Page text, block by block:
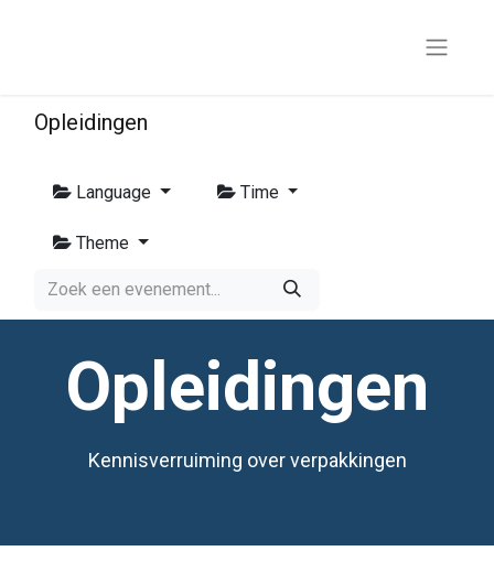
Opleidingen
Language Time
Theme
Opleidingen
Kennisverruiming over verpakkingen